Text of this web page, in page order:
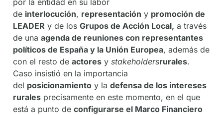
de interlocución, representación y promoción de
LEADER y de los Grupos de Acción Local, a través
de una agenda de reuniones con representantes
políticos de España y la Unión Europea, además de
con el resto de actores y stakeholdersrurales.
Caso insistió en la importancia
del posicionamiento y la defensa de los intereses
rurales precisamente en este momento, en el que
está a punto de configurarse el Marco Financiero